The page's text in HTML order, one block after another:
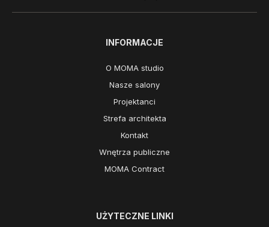
INFORMACJE
O MOMA studio
Nasze salony
Projektanci
Strefa architekta
Kontakt
Wnętrza publiczne
MOMA Contract
UŻYTECZNE LINKI